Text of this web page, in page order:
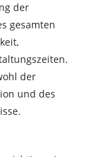
der
gesamten
der
und des